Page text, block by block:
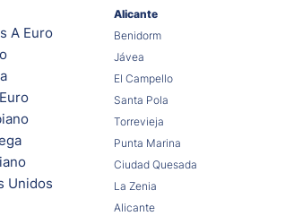
A Euro
Unidos
Alicante
Benidorm
Jávea
El Campello
Santa Pola
Torrevieja
Punta Marina
Ciudad Quesada
La Zenia
Alicante